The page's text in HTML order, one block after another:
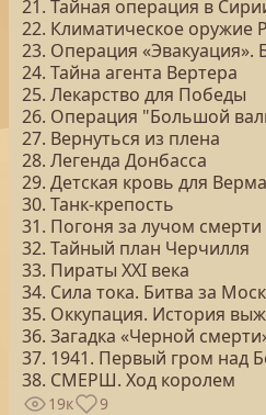
21. Тайная операция в
22. Климатическое оружие
23. Операция «Эвакуация».
24. Тайна агента Вертера
25. Лекарство для Победы
26. Операция "Большой
27. Вернуться из плена
28. Легенда Донбасса
29. Детская кровь для
30. Танк-крепость
31. Погоня за лучом смерти
32. Тайный план Черчилля
33. Пираты ХХI века
34. Сила тока. Битва за
35. Оккупация. История
36. Загадка «Черной
37. 1941. Первый гром над
38. СМЕРШ. Ход королем
19к 9